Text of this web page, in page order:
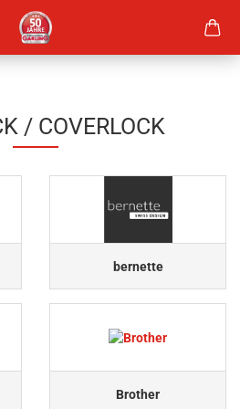
/ COVERLOCK
bernette
Brother